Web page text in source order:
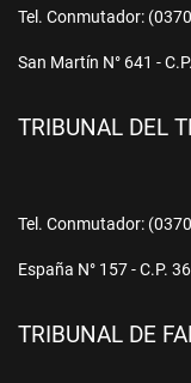
Tel. Conmutador:
San Martín N° 641 -
TRIBUNAL DEL
Tel. Conmutador:
España N° 157 - C.P.
TRIBUNAL DE